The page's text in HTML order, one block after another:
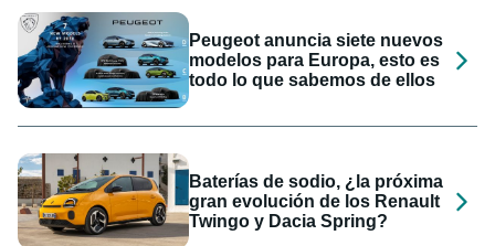
Peugeot anuncia siete nuevos
modelos para Europa, esto es
todo lo que sabemos de ellos
Baterías de sodio, ¿la próxima
gran evolución de los Renault
Twingo y Dacia Spring?